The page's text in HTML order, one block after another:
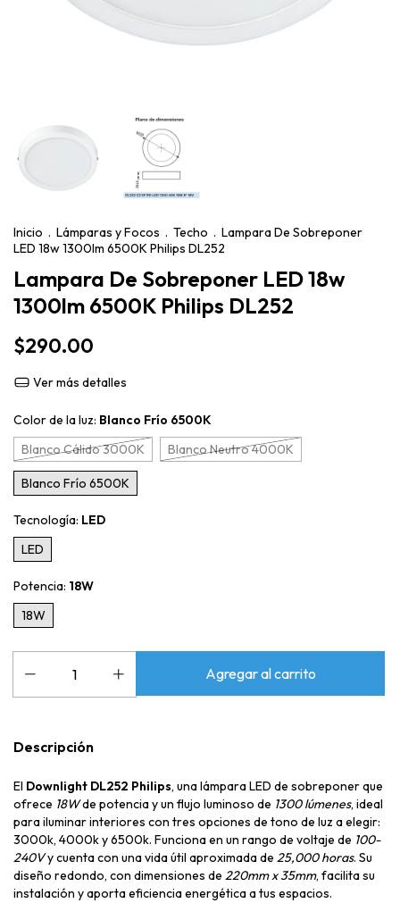
Inicio . Lámparas y Focos . Techo . Lampara De Sobreponer
LED 18w 1300lm 6500K Philips DL252
Lampara De Sobreponer LED 18w
1300lm 6500K Philips DL252
$290.00
Ver más detalles
Color de la luz: Blanco Frío 6500K
Blanco Cálido 3000K
Blanco Neutro 4000K
Blanco Frío 6500K
Tecnología: LED
LED
Potencia: 18W
18W
Descripción
El Downlight DL252 Philips, una lámpara LED de sobreponer que
ofrece 18Wde potencia y un flujo luminoso de 1300 lúmenes, ideal
para iluminar interiores con tres opciones de tono de luz a elegir:
3000k, 4000k y 6500k. Funciona en un rango de voltaje de 100-
240Vy cuenta con una vida útil aproximada de 25,000 horas. Su
diseño redondo, con dimensiones de 220mm x 35mm, facilita su
instalación y aporta eficiencia energética a tus espacios.